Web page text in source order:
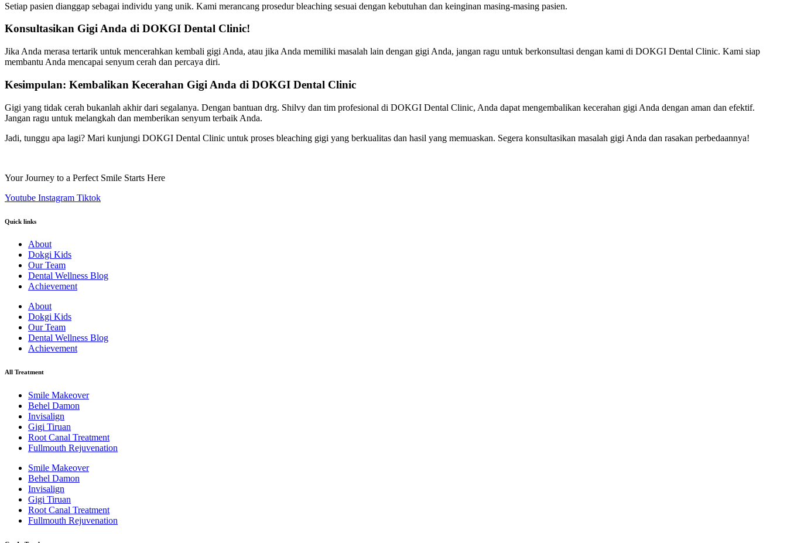
Setiap pasien dianggap sebagai individu yang unik. Kami merancang prosedur bleaching sesuai dengan kebutuhan dan keinginan masing-masing pasien.
Konsultasikan Gigi Anda di DOKGI Dental Clinic!
Jika Anda merasa tertarik untuk mencerahkan kembali gigi Anda, atau jika Anda memiliki masalah lain dengan gigi Anda, jangan ragu untuk berkonsultasi dengan kami di DOKGI Dental Clinic. Kami siap
membantu Anda mencapai senyum cerah dan percaya diri.
Kesimpulan: Kembalikan Kecerahan Gigi Anda di DOKGI Dental Clinic
Gigi yang tidak cerah bukanlah akhir dari segalanya. Dengan bantuan drg. Shilvy dan tim profesional di DOKGI Dental Clinic, Anda dapat mengembalikan kecerahan gigi Anda dengan aman dan efektif.
Jangan ragu untuk melangkah dan memberikan senyum terbaik Anda.
Jadi, tunggu apa lagi? Mari kunjungi DOKGI Dental Clinic untuk proses bleaching gigi yang berkualitas dan hasil yang memuaskan. Segera konsultasikan masalah gigi Anda dan rasakan perbedaannya!
Your Journey to a Perfect Smile Starts Here
Youtube Instagram Tiktok
Quick links
About
Dokgi Kids
Our Team
Dental Wellness Blog
Achievement
About
Dokgi Kids
Our Team
Dental Wellness Blog
Achievement
All Treatment
Smile Makeover
Behel Damon
Invisalign
Gigi Tiruan
Root Canal Treatment
Fullmouth Rejuvenation
Smile Makeover
Behel Damon
Invisalign
Gigi Tiruan
Root Canal Treatment
Fullmouth Rejuvenation